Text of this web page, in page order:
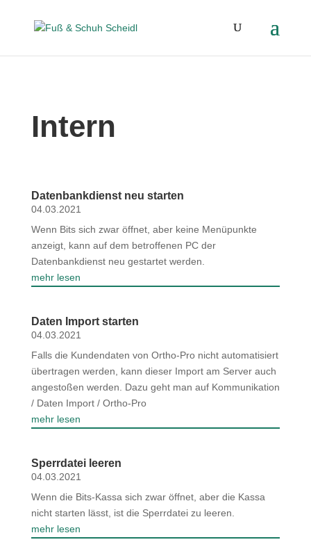
Intern
Datenbankdienst neu starten
04.03.2021
Wenn Bits sich zwar öffnet, aber keine Menüpunkte
anzeigt, kann auf dem betroffenen PC der
Datenbankdienst neu gestartet werden.
mehr lesen
Daten Import starten
04.03.2021
Falls die Kundendaten von Ortho-Pro nicht automatisiert
übertragen werden, kann dieser Import am Server auch
angestoßen werden. Dazu geht man auf Kommunikation
/ Daten Import / Ortho-Pro
mehr lesen
Sperrdatei leeren
04.03.2021
Wenn die Bits-Kassa sich zwar öffnet, aber die Kassa
nicht starten lässt, ist die Sperrdatei zu leeren.
mehr lesen